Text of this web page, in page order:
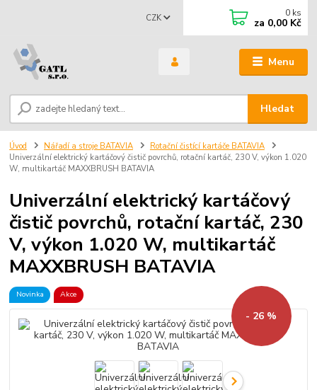
Menu
CZK
Hledat
0 ks
za 0,00 Kč
Úvod Nářadí a stroje BATAVIA
Rotační čistící kartáče BATAVIA
Univerzální elektrický kartáčový čistič povrchů, rotační kartáč, 230 V, výkon 1.020
W, multikartáč MAXXBRUSH BATAVIA
Univerzální elektrický kartáčový
čistič povrchů, rotační kartáč, 230
V, výkon 1.020 W, multikartáč
MAXXBRUSH BATAVIA
Novinka Akce
- 26 %